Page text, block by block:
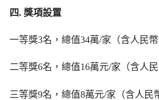
四. 獎項設置
一等獎3名，總值34萬/家（含人民幣
二等獎6名，總值16萬元/家（含人
三等獎9名，總值8萬元/家（含人民